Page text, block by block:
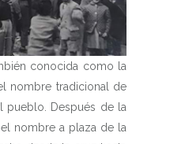
conocida como la
nombre tradicional de
pueblo. Después de la
nombre a plaza de la